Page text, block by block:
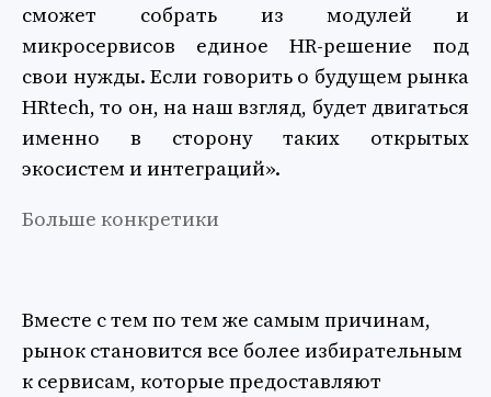
сможет собрать из модулей и
микросервисов единое HR-решение под
свои нужды. Если говорить о будущем рынка
HRtech, то он, на наш взгляд, будет двигаться
именно в сторону таких открытых
экосистем и интеграций».
Больше конкретики
Вместе с тем по тем же самым причинам,
рынок становится все более избирательным
к сервисам, которые предоставляют